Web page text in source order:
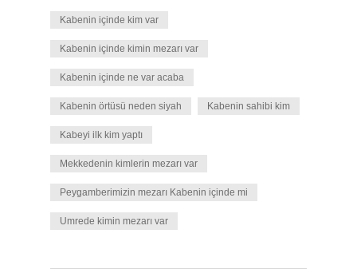
Kabenin içinde kim var
Kabenin içinde kimin mezarı var
Kabenin içinde ne var acaba
Kabenin örtüsü neden siyah Kabenin sahibi kim
Kabeyi ilk kim yaptı
Mekkedenin kimlerin mezarı var
Peygamberimizin mezarı Kabenin içinde mi
Umrede kimin mezarı var